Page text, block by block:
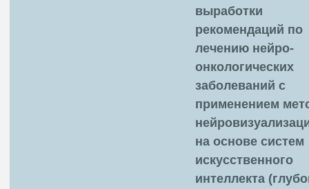
выработки
рекомендаций по
лечению нейро-
онкологических
заболеваний с
применением
на основе систем
искусственного
интеллекта